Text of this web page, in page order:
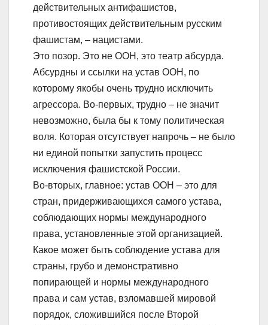
действительных антифашистов,
противостоящих действительным русским
фашистам, – нацистами.
Это позор. Это не ООН, это театр абсурда.
Абсурдны и ссылки на устав ООН, по
которому якобы очень трудно исключить
агрессора. Во-первых, трудно – не значит
невозможно, была бы к тому политическая
воля. Которая отсутствует напрочь – не было
ни единой попытки запустить процесс
исключения фашистской России.
Во-вторых, главное: устав ООН – это для
стран, придерживающихся самого устава,
соблюдающих нормы международного
права, установленные этой организацией.
Какое может быть соблюдение устава для
страны, грубо и демонстративно
попирающей и нормы международного
права и сам устав, взломавшей мировой
порядок, сложившийся после Второй